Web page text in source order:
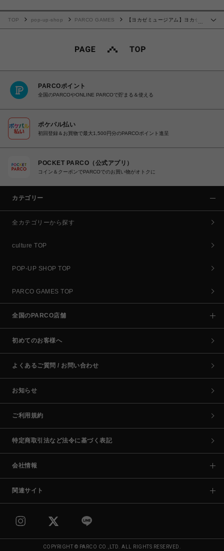
…
TOP pop-up-shop PARCO GAMES
【ヨカゼミュージアム】ヨカゼ
PARCOポイント
全国のPARCOやONLINE PARCOで貯まる＆使える
ポケパル払い
初回登録＆お買物で最大1,500円分のPARCOポイント進呈
POCKET PARCO（公式アプリ）
コイン＆クーポンでPARCOでのお買い物がオトクに
カテゴリー
全カテゴリーから探す
culture TOP
POP-UP SHOP TOP
PARCO GAMES TOP
全国のPARCO店舗
初めてのお客様へ
よくあるご質問 / お問い合わせ
お知らせ
ご利用規約
特定商取引法など法令に基づく表記
会社情報
関連サイト
COPYRIGHT © PARCO CO.,LTD. ALL RIGHTS RESERVED.